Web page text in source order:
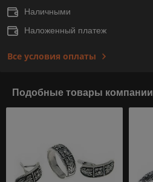
Наличными
Наложенный платеж
Все условия оплаты
Подобные товары компании